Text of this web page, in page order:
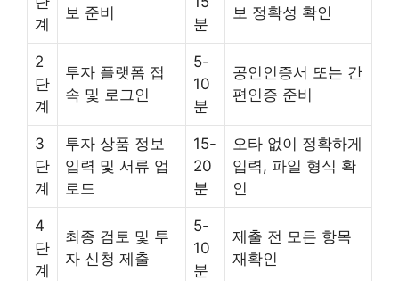
계
보 준비
분
보 정확성 확인
2
단
계
투자 플랫폼 접
속 및 로그인
5-
10
분
공인인증서 또는 간
편인증 준비
3
단
계
투자 상품 정보
입력 및 서류 업
로드
15-
20
분
오타 없이 정확하게
입력, 파일 형식 확
인
4
단
계
최종 검토 및 투
자 신청 제출
5-
10
분
제출 전 모든 항목
재확인